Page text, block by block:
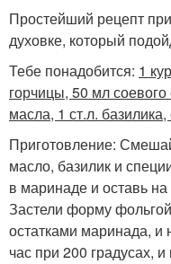
Простейший рецепт
духовке, который
Тебе понадобится: 1
горчицы, 50 мл соевого
масла, 1 ст.л.
Приготовление:
масло, базилик и
в маринаде и оставь
Застели форму
остатками маринада, и
час при 200 градусах,